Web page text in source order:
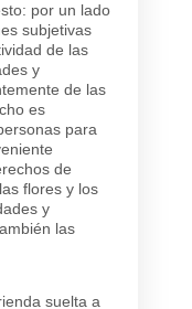
por un lado
subjetivas
de las
y
de las
es
para
de
flores y los
y
las
suelta a